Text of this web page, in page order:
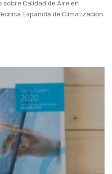
sobre Calidad de Aire en
Española de Climatización